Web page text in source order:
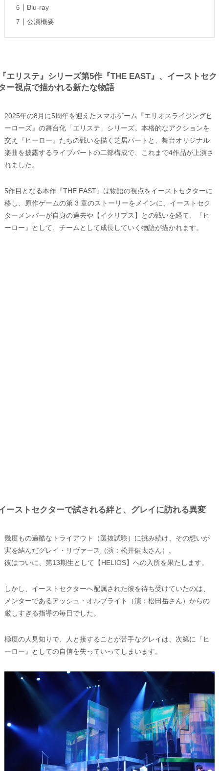
Blu-ray
公演概要
エリステ』シリーズ第5作『THE EAST』、イーストセク
ー視点で描かれる新たな物語
2025年の8月に5周年を迎えたスマホゲーム『エリオスライジングヒ
ーローズ』の舞台化「エリステ」シリーズ。本格的なアクションを
交え『ヒーロー』たちの戦いを描く芝居パートと、舞台オリジナル
楽曲を披露するライブパートの二部構成で、これまで4作品が上演さ
れました。
5作目となる本作『THE EAST』は物語の視点をイーストセクターに
移し、原作ゲームの第 3 章のストーリーをメインに、イーストセク
ターメンバーが自身の過去や【イクリプス】との戦いを経て、『ヒ
ーロー』として、チームとして成長していく物語が描かれます。
ーストセクターで試される絆と、グレイに訪れる異変
幾度もの過酷なトライアウト（選抜試験）に挑み続け、その想いが
実を結んだグレイ・リヴァース（演：松井健太さん）。
彼はついに、第13期生として【HELIOS】への入所を果たします。
しかし、イーストセクターへ配属された彼を待ち受けていたのは、
メンターであるアッシュ・オルブライト（演：松田岳さん）からの
厳しすぎる指導の毎日でした。
極度の人見知りで、人と接することが苦手なグレイは、次第に『ヒ
ーロー』としての自信を失っていってしまいます。